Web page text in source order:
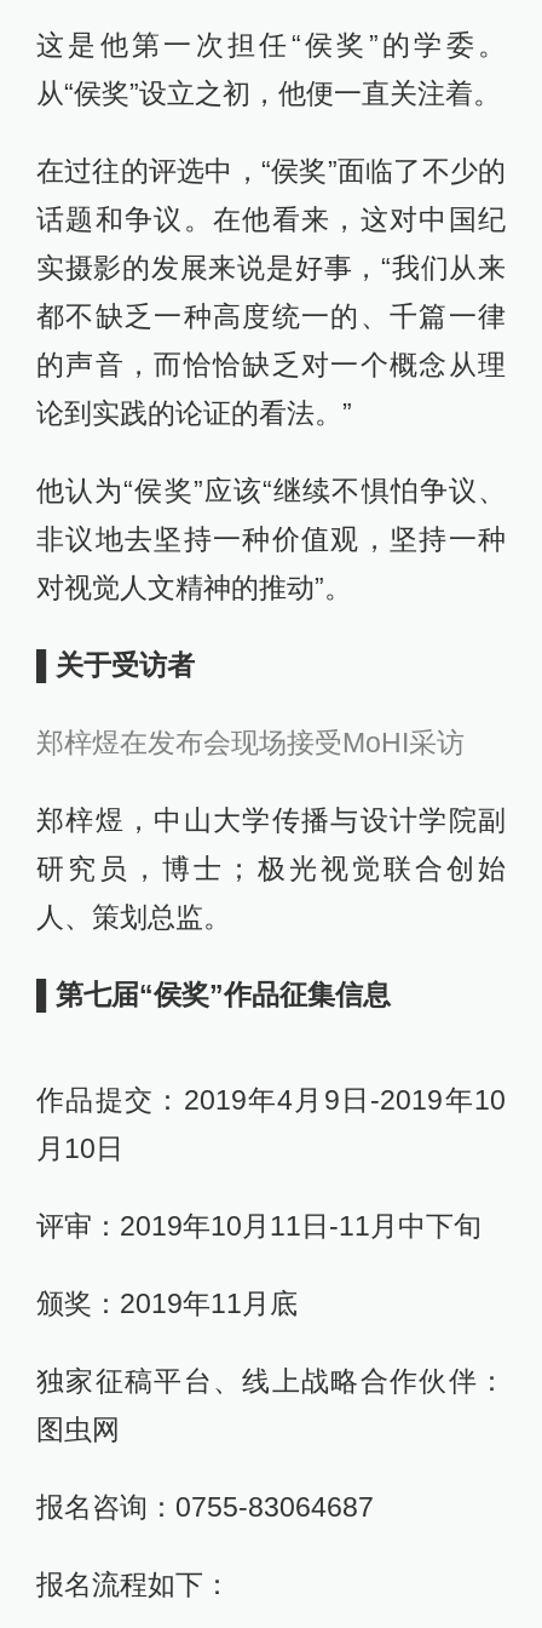
这是他第一次担任“侯奖”的学委。
从“侯奖”设立之初，他便一直关注着。
在过往的评选中，“侯奖”面临了不少的
话题和争议。在他看来，这对中国纪
实摄影的发展来说是好事，“我们从来
都不缺乏一种高度统一的、千篇一律
的声音，而恰恰缺乏对一个概念从理
论到实践的论证的看法。”
他认为“侯奖”应该“继续不惧怕争议、
非议地去坚持一种价值观，坚持一种
对视觉人文精神的推动”。
▌关于受访者
郑梓煜在发布会现场接受MoHI采访
郑梓煜，中山大学传播与设计学院副
研究员，博士；极光视觉联合创始
人、策划总监。
▌第七届“侯奖”作品征集信息
作品提交：2019年4月9日-2019年10
月10日
评审：2019年10月11日-11月中下旬
颁奖：2019年11月底
独家征稿平台、线上战略合作伙伴：
图虫网
报名咨询：0755-83064687
报名流程如下：